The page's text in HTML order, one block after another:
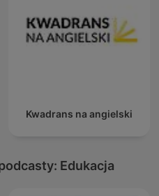
Kwadrans na angielski
Edukacja